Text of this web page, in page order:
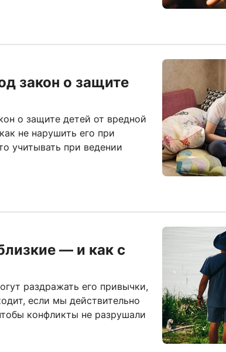
закон о защите
о защите детей от вредной
не нарушить его при
учитывать при ведении
— и как с
раздражать его привычки,
если мы действительно
конфликты не разрушали